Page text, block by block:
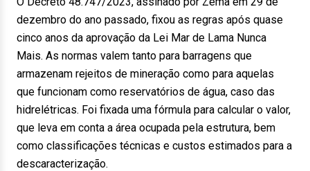
dezembro do ano passado, fixou as regras após quase
cinco anos da aprovação da Lei Mar de Lama Nunca
Mais. As normas valem tanto para barragens que
armazenam rejeitos de mineração como para aquelas
que funcionam como reservatórios de água, caso das
hidrelétricas. Foi fixada uma fórmula para calcular o valor,
que leva em conta a área ocupada pela estrutura, bem
como classificações técnicas e custos estimados para a
descaracterização.